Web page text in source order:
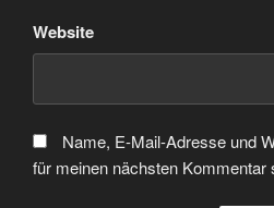
Website
Name, E-Mail-Adresse und
für meinen nächsten Kommentar